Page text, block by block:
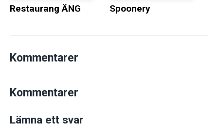
Restaurang ÄNG Spoonery
Kommentarer
Kommentarer
Lämna ett svar